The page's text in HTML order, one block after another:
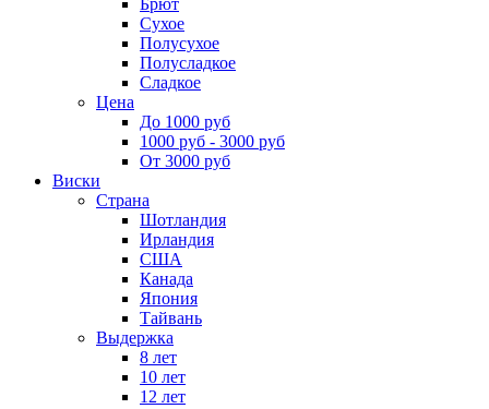
Сухое
Полусухое
Полусладкое
Сладкое
Цена
До 1000 руб
1000 руб - 3000 руб
От 3000 руб
Виски
Страна
Шотландия
Ирландия
США
Канада
Япония
Тайвань
Выдержка
8 лет
10 лет
12 лет